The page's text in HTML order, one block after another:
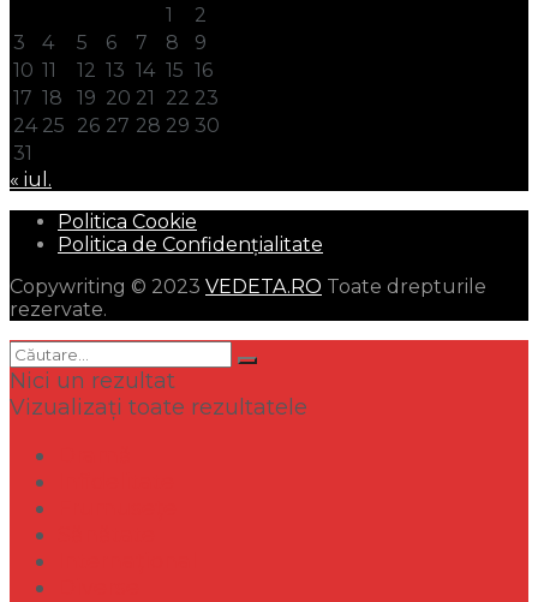
1
2
3
4 5 6 7 8
9
10 11 12 13 14 15 16
17 18 19 20 21 22 23
24 25 26 27 28 29 30
31
« iul.
Politica Cookie
Politica de Confidențialitate
Copywriting © 2023 VEDETA.RO Toate drepturile
rezervate.
Nici un rezultat
Vizualizați toate rezultatele